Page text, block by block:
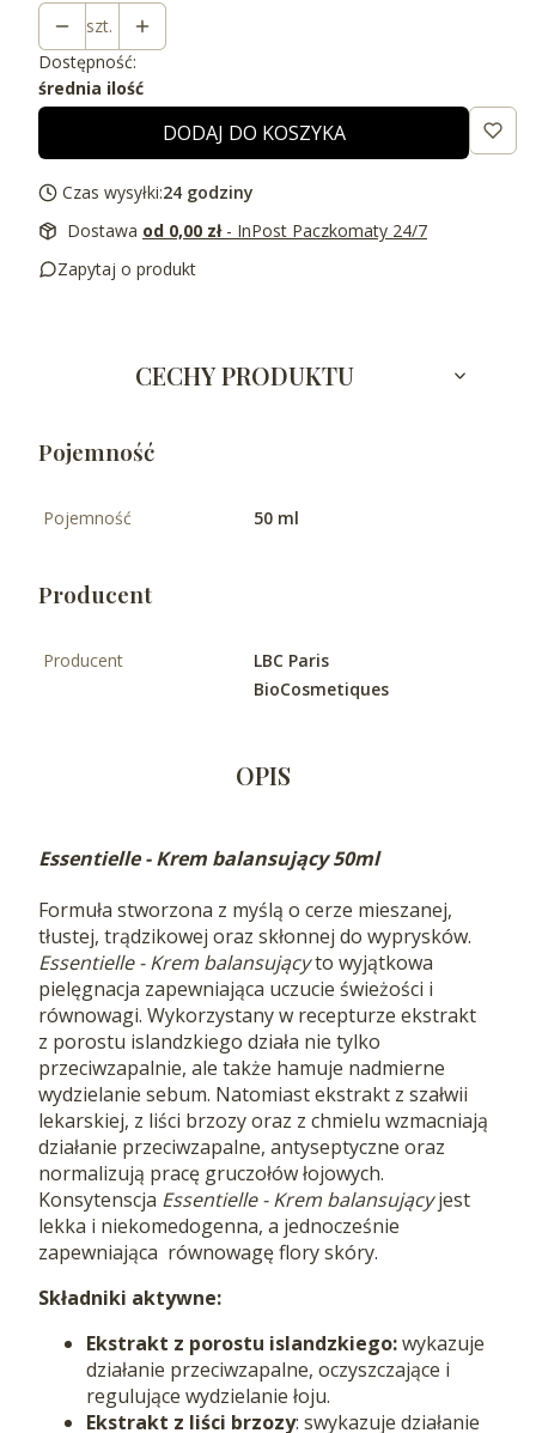
szt.
Dostępność:
średnia ilość
DODAJ DO KOSZYKA
Czas wysyłki:24 godziny
Dostawa od 0,00 zł - InPost Paczkomaty 24/7
Zapytaj o produkt
CECHY PRODUKTU
Pojemność
Pojemność 50 ml
Producent
Producent
LBC Paris
BioCosmetiques
OPIS
Essentielle- Krem balansujący 50ml
Formuła stworzona z myślą o cerze mieszanej,
tłustej, trądzikowej oraz skłonnej do wyprysków.
Essentielle - Krem balansującyto wyjątkowa
pielęgnacja zapewniająca uczucie świeżości i
równowagi. Wykorzystany w recepturze ekstrakt
z porostu islandzkiego działa nie tylko
przeciwzapalnie, ale także hamuje nadmierne
wydzielanie sebum. Natomiast ekstrakt z szałwii
lekarskiej, z liści brzozy oraz z chmielu wzmacniają
działanie przeciwzapalne, antyseptyczne oraz
normalizują pracę gruczołów łojowych.
Konsytenscja Essentielle - Krem balansującyjest
lekka i niekomedogenna, a jednocześnie
zapewniająca równowagę flory skóry.
Składniki aktywne:
Ekstrakt z porostu islandzkiego:wykazuje
działanie przeciwzapalne, oczyszczające i
regulujące wydzielanie łoju.
Ekstrakt z liści brzozy: swykazuje działanie